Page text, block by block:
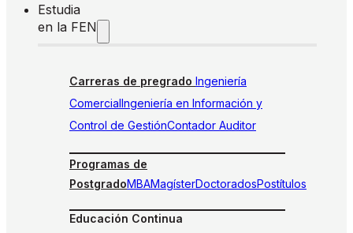
Estudia
en la FEN
Carreras de pregrado Ingeniería
ComercialIngeniería en Información y
Control de GestiónContador Auditor
Programas de
PostgradoMBAMagísterDoctoradosPostítulos
Educación Continua